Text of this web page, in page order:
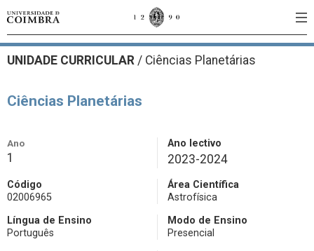
UNIDADE CURRICULAR / Ciências Planetárias
Ciências Planetárias
Ano
1
Ano lectivo
2023-2024
Código
02006965
Área Científica
Astrofísica
Língua de Ensino
Português
Modo de Ensino
Presencial